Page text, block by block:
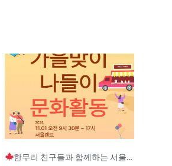
한무리 친구들과 함께하는 서울랜드 문화활동